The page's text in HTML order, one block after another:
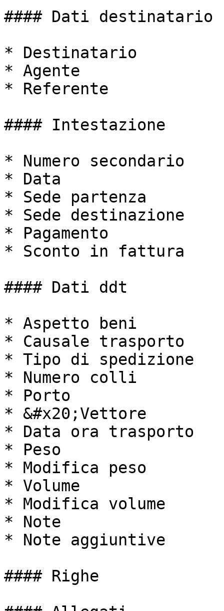
#### Dati destinatario
* Destinatario
* Agente
* Referente
#### Intestazione
* Numero secondario
* Data
* Sede partenza
* Sede destinazione
* Pagamento
* Sconto in fattura
#### Dati ddt
* Aspetto beni
* Causale trasporto
* Tipo di spedizione
* Numero colli
* Porto
* &#x20;Vettore
* Data ora trasporto
* Peso
* Modifica peso
* Volume
* Modifica volume
* Note
* Note aggiuntive
#### Righe